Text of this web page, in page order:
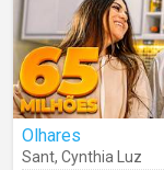
Olhares
Sant, Cynthia Luz